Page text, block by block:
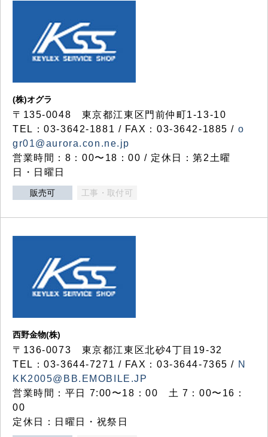
(株)オグラ
〒135-0048 東京都江東区門前仲町1-13-10
TEL：03-3642-1881 / FAX：03-3642-1885 / o
gr01@aurora.con.ne.jp
営業時間：8：00〜18：00 / 定休日：第2土曜
日・日曜日
販売可 工事・取付可
西野金物(株)
〒136-0073 東京都江東区北砂4丁目19-32
TEL：03‐3644‐7271 / FAX：03-3644-7365 / N
KK2005@BB.EMOBILE.JP
営業時間：平日 7:00〜18：00 土 7：00〜16：
00
定休日：日曜日・祝祭日